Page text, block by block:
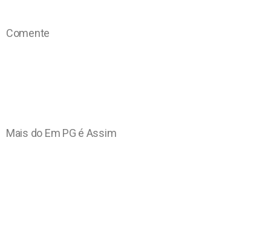
Comente
Mais do Em PG é Assim